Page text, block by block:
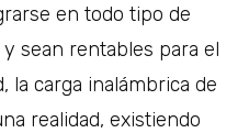
en todo tipo de
sean rentables para el
la carga inalámbrica de
realidad, existiendo